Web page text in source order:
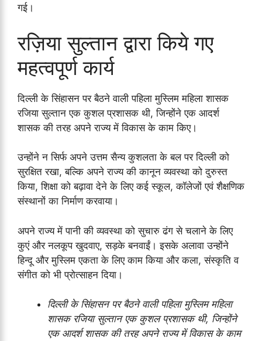
गई।
रज़िया सुल्तान द्वारा किये गए
महत्वपूर्ण कार्य
दिल्ली के सिंहासन पर बैठने वाली पहिला मुस्लिम महिला शासक
रजिया सुल्तान एक कुशल प्रशासक थी, जिन्होंने एक आदर्श
शासक की तरह अपने राज्य में विकास के काम किए।
उन्होंने न सिर्फ अपने उत्तम सैन्य कुशलता के बल पर दिल्ली को
सुरक्षित रखा, बल्कि अपने राज्य की कानून व्यवस्था को दुरुस्त
किया, शिक्षा को बढ़ावा देने के लिए कई स्कूल, कॉलेजों एवं शैक्षणिक
संस्थानों का निर्माण करवाया।
अपने राज्य में पानी की व्यवस्था को सुचारु ढंग से चलाने के लिए
कुएं और नलकूप खुदवाए, सड़के बनवाईं। इसके अलावा उन्होंने
हिन्दू और मुस्लिम एकता के लिए काम किया और कला, संस्कृति व
संगीत को भी प्रोत्साहन दिया।
दिल्ली के सिंहासन पर बैठने वाली पहिला मुस्लिम महिला
शासक रजिया सुल्तान एक कुशल प्रशासक थी, जिन्होंने
एक आदर्श शासक की तरह अपने राज्य में विकास के काम